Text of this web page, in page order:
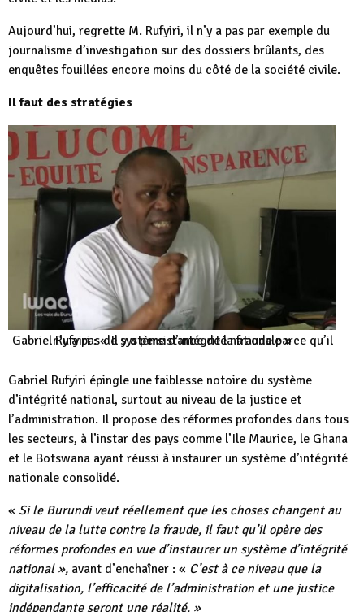
Aujourd’hui, regrette M. Rufyiri, il n’y a pas par exemple du
journalisme d’investigation sur des dossiers brûlants, des
enquêtes fouillées encore moins du côté de la société civile.
Il faut des stratégies
Gabriel Rufyiri : « Il y a persistance de la fraude parce qu’il n’y a pas de système d’intégrité nationale »
Gabriel Rufyiri épingle une faiblesse notoire du système
d’intégrité national, surtout au niveau de la justice et
l’administration. Il propose des réformes profondes dans tous
les secteurs, à l’instar des pays comme l’Ile Maurice, le Ghana
et le Botswana ayant réussi à instaurer un système d’intégrité
nationale consolidé.
« Si le Burundi veut réellement que les choses changent au
niveau de la lutte contre la fraude, il faut qu’il opère des
réformes profondes en vue d’instaurer un système d’intégrité
national », avant d’enchaîner : « C’est à ce niveau que la
digitalisation, l’efficacité de l’administration et une justice
indépendante seront une réalité. »